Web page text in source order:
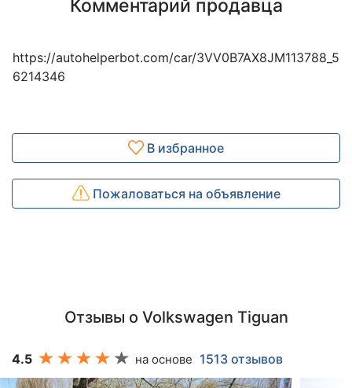
Комментарий продавца
https://autohelperbot.com/car/3VV0B7AX8JM113788_5
6214346
В избранное
Пожаловаться на объявление
Отзывы о Volkswagen Tiguan
4.5 на основе 1513 отзывов